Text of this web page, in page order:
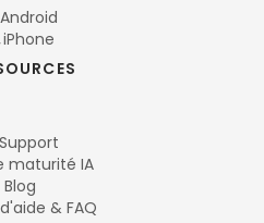
Android
iPhone
maturité IA
Blog
& FAQ